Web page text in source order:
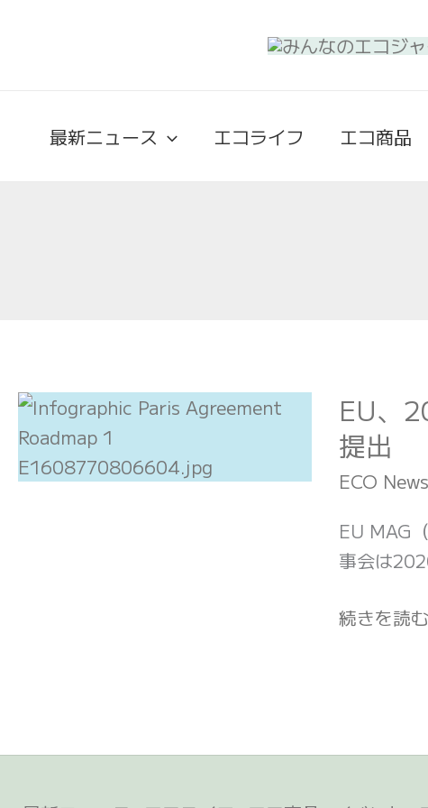
最新ニュース エコライフ エコ商品
EU、
提出
ECO News
EU MAG
事会は
EU、
2030
年
ま
で
の
出
削
続きを読